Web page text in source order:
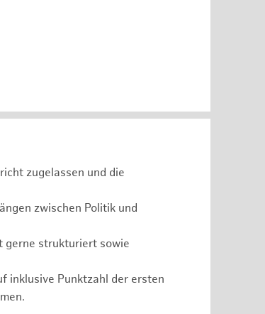
zugelassen und die
zwischen Politik und
gerne strukturiert sowie
inklusive Punktzahl der ersten